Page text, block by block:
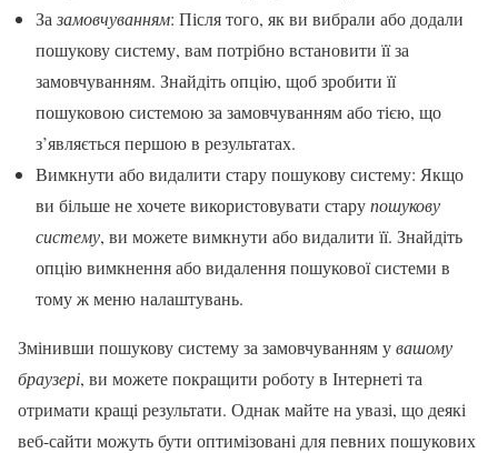
За замовчуванням: Після того, як ви вибрали або додали
пошукову систему, вам потрібно встановити її за
замовчуванням. Знайдіть опцію, щоб зробити її
пошуковою системою за замовчуванням або тією, що
з’являється першою в результатах.
Вимкнути або видалити стару пошукову систему: Якщо
ви більше не хочете використовувати старупошукову
систему, ви можете вимкнути або видалити її. Знайдіть
опцію вимкнення або видалення пошукової системи в
тому ж меню налаштувань.
Змінивши пошукову систему за замовчуванням увашому
браузері, ви можете покращити роботу в Інтернеті та
отримати кращі результати. Однак майте на увазі, що деякі
веб-сайти можуть бути оптимізовані для певних пошукових